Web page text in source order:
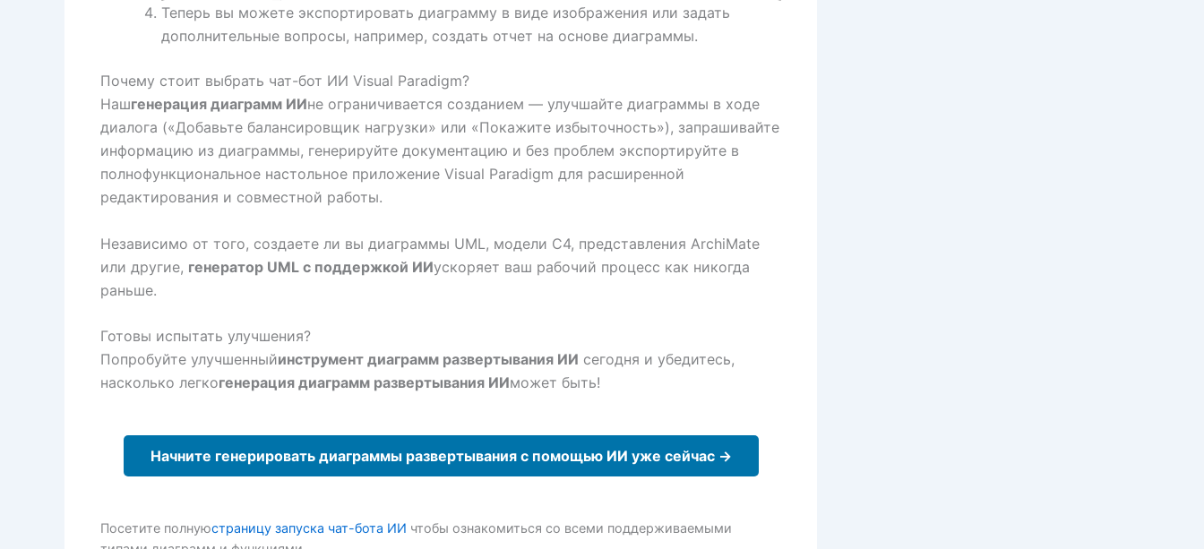
Теперь вы можете экспортировать диаграмму в виде изображения или задать
дополнительные вопросы, например, создать отчет на основе диаграммы.
Почему стоит выбрать чат-бот ИИ Visual Paradigm?
Нашгенерация диаграмм ИИне ограничивается созданием — улучшайте диаграммы в ходе
диалога («Добавьте балансировщик нагрузки» или «Покажите избыточность»), запрашивайте
информацию из диаграммы, генерируйте документацию и без проблем экспортируйте в
полнофункциональное настольное приложение Visual Paradigm для расширенной
редактирования и совместной работы.
Независимо от того, создаете ли вы диаграммы UML, модели C4, представления ArchiMate
или другие, генератор UML с поддержкой ИИускоряет ваш рабочий процесс как никогда
раньше.
Готовы испытать улучшения?
Попробуйте улучшенныйинструмент диаграмм развертывания ИИ сегодня и убедитесь,
насколько легкогенерация диаграмм развертывания ИИможет быть!
Начните генерировать диаграммы развертывания с помощью ИИ уже сейчас →
Посетите полнуюстраницу запуска чат-бота ИИ чтобы ознакомиться со всеми поддерживаемыми